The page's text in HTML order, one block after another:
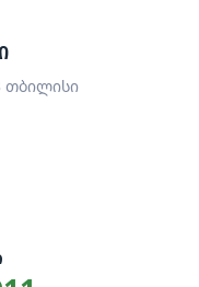
თბილისი